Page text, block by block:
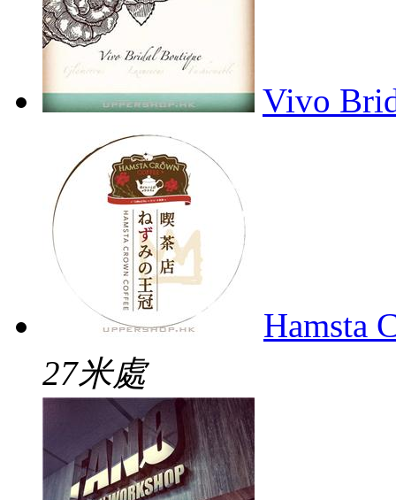
Vivo
Hamsta
27米處